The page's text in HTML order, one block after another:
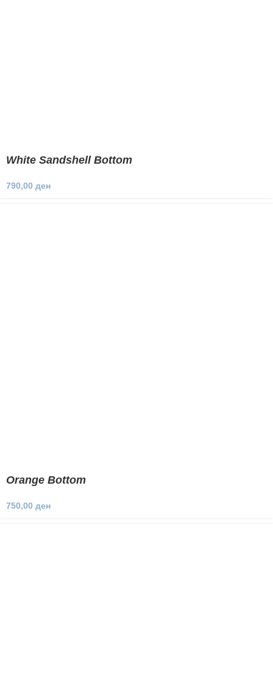
White Sandshell Bottom
790,00 ден
Orange Bottom
750,00 ден